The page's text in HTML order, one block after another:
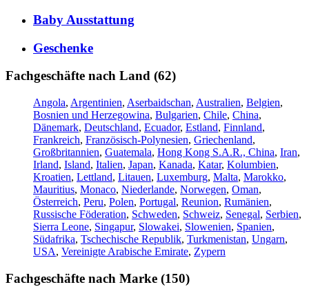
Baby Ausstattung
Geschenke
Fachgeschäfte nach Land (62)
Angola, Argentinien, Aserbaidschan, Australien, Belgien,
Bosnien und Herzegowina, Bulgarien, Chile, China,
Dänemark, Deutschland, Ecuador, Estland, Finnland,
Frankreich, Französisch-Polynesien, Griechenland,
Großbritannien, Guatemala, Hong Kong S.A.R., China, Iran,
Irland, Island, Italien, Japan, Kanada, Katar, Kolumbien,
Kroatien, Lettland, Litauen, Luxemburg, Malta, Marokko,
Mauritius, Monaco, Niederlande, Norwegen, Oman,
Österreich, Peru, Polen, Portugal, Reunion, Rumänien,
Russische Föderation, Schweden, Schweiz, Senegal, Serbien,
Sierra Leone, Singapur, Slowakei, Slowenien, Spanien,
Südafrika, Tschechische Republik, Turkmenistan, Ungarn,
USA, Vereinigte Arabische Emirate, Zypern
Fachgeschäfte nach Marke (150)